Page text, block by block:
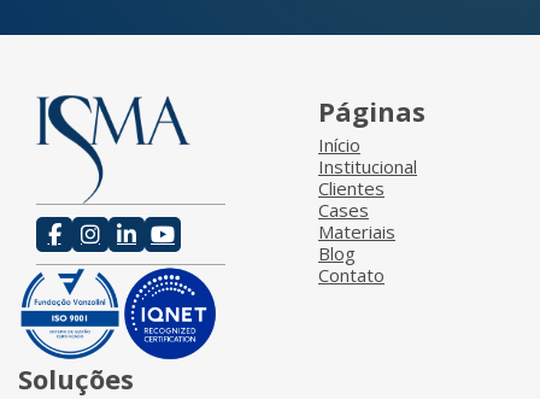
Páginas
Início
Institucional
Clientes
Cases
Materiais
Blog
Contato
Soluções